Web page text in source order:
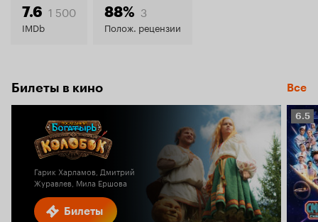
8.2
7.6 1 500
IMDb
88% 3
Полож. рецензии
Билеты в кино Все
Билеты
Гарик Харламов, Дмитрий
Журавлев, Мила Ершова
6.5
6.5